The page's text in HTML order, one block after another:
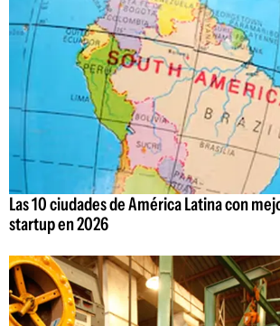
Las 10 ciudades de América Latina con
startup en 2026